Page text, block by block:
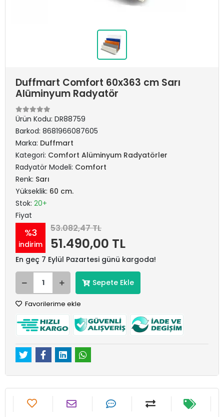
Duffmart Comfort 60x363 cm Sarı
Alüminyum Radyatör
Ürün Kodu: DR88759
Barkod: 8681966087605
Marka: Duffmart
Kategori: Comfort Alüminyum Radyatörler
Radyatör Modeli: Comfort
Renk: Sarı
Yükseklik: 60 cm.
Stok: 20+
Fiyat
%3
indirim
53.082,47 TL
51.490,00 TL
En geç 7 Eylül Pazartesi günü kargoda!
Sepete Ekle
Favorilerime ekle